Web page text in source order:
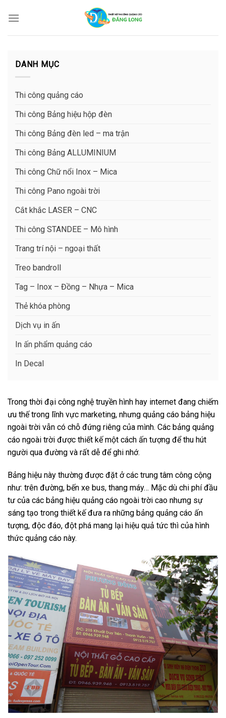
Trong thời đại công nghệ truyền hình hay internet đang chiếm
ưu thế trong lĩnh vực marketing, nhưng quảng cáo bảng hiệu
ngoài trời vẫn có chỗ đứng riêng của mình. Các bảng quảng
cáo ngoài trời được thiết kế một cách ấn tượng để thu hút
người qua đường và rất dễ để ghi nhớ.
Bảng hiệu này thường được đặt ở các trung tâm công cộng
như: trên đường, bến xe bus, thang máy… Mặc dù chi phí đầu
tư của các bảng hiệu quảng cáo ngoài trời cao nhưng sự
sáng tạo trong thiết kế đưa ra những bảng quảng cáo ấn
tượng, độc đáo, đột phá mang lại hiệu quả tức thì của hình
thức quảng cáo này.
DANH MỤC
Thi công quảng cáo
Thi công Bảng hiệu hộp đèn
Thi công Bảng đèn led – ma trận
Thi công Bảng ALLUMINIUM
Thi công Chữ nổi Inox – Mica
Thi công Pano ngoài trời
Cắt khắc LASER – CNC
Thi công STANDEE – Mô hình
Trang trí nội – ngoại thất
Treo bandroll
Tag – Inox – Đồng – Nhựa – Mica
Thẻ khóa phòng
Dịch vụ in ấn
In ấn phẩm quảng cáo
In Decal